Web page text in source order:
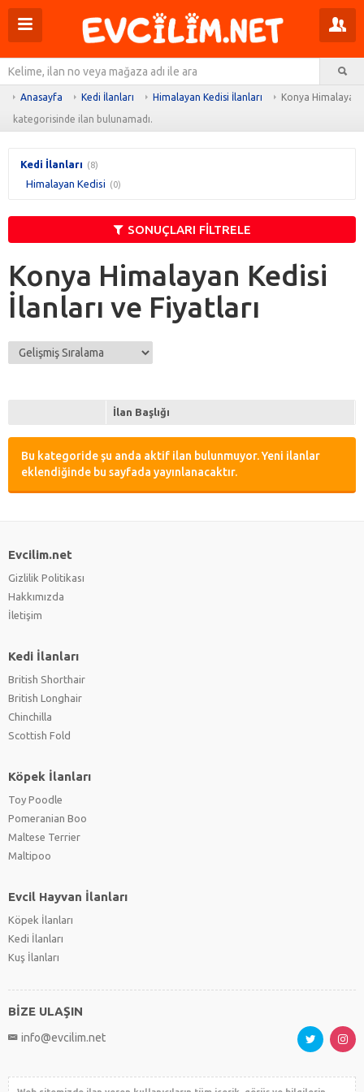
Menüyü
aç
Anasayfa Kedi İlanları Himalayan Kedisi İlanları Konya Himalayan
kategorisinde ilan bulunamadı.
Kedi İlanları (8)
Himalayan Kedisi (0)
SONUÇLARI FİLTRELE
Konya Himalayan Kedisi
İlanları ve Fiyatları
İlan Başlığı
Bu kategoride şu anda aktif ilan bulunmuyor. Yeni ilanlar
eklendiğinde bu sayfada yayınlanacaktır.
Evcilim.net
Gizlilik Politikası
Hakkımızda
İletişim
Kedi İlanları
British Shorthair
British Longhair
Chinchilla
Scottish Fold
Köpek İlanları
Toy Poodle
Pomeranian Boo
Maltese Terrier
Maltipoo
Evcil Hayvan İlanları
Köpek İlanları
Kedi İlanları
Kuş İlanları
BİZE ULAŞIN
info@evcilim.net